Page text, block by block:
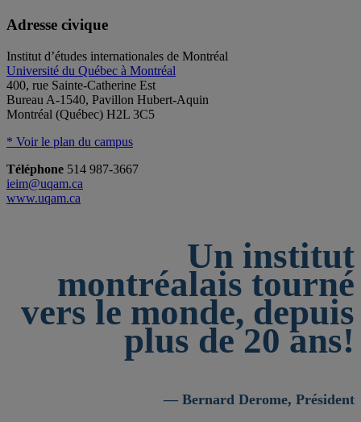
Adresse civique
Institut d’études internationales de Montréal
Université du Québec à Montréal
400, rue Sainte-Catherine Est
Bureau A-1540, Pavillon Hubert-Aquin
Montréal (Québec) H2L 3C5
* Voir le plan du campus
Téléphone 514 987-3667
ieim@uqam.ca
www.uqam.ca
Un institut
montréalais tourné
vers le monde, depuis
plus de 20 ans!
— Bernard Derome, Président